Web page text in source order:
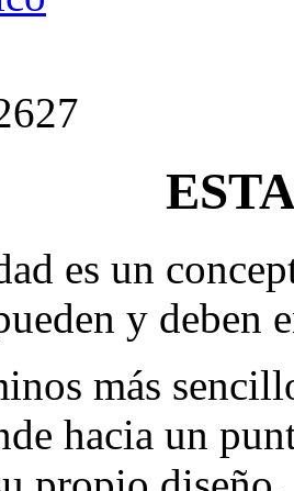
es un
y deben
más
hacia un